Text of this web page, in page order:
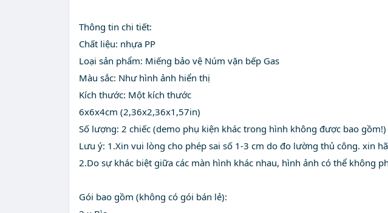
Thông tin chi tiết:
Chất liệu: nhựa PP
Loại sản phẩm: Miếng bảo vệ Núm vặn bếp Gas
Màu sắc: Như hình ảnh hiển thị
Kích thước: Một kích thước
6x6x4cm (2,36x2,36x1,57in)
Số lượng: 2 chiếc (demo phụ kiện khác trong hình không được bao gồm!)
Lưu ý: 1.Xin vui lòng cho phép sai số 1-3 cm do đo lường thủ công. xin
2.Do sự khác biệt giữa các màn hình khác nhau, hình ảnh có thể không
Gói bao gồm (không có gói bán lẻ):